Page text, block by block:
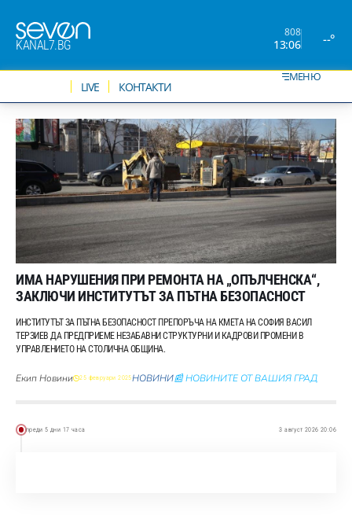
KANAL7.BG
808
13:06 --°
LIVE КОНТАКТИ
МЕНЮ
ИМА НАРУШЕНИЯ ПРИ РЕМОНТА НА „ОПЪЛЧЕНСКА“,
ЗАКЛЮЧИ ИНСТИТУТЪТ ЗА ПЪТНА БЕЗОПАСНОСТ
ИНСТИТУТЪТ ЗА ПЪТНА БЕЗОПАСНОСТ ПРЕПОРЪЧА НА КМЕТА НА СОФИЯ ВАСИЛ
ТЕРЗИЕВ ДА ПРЕДПРИЕМЕ НЕЗАБАВНИ СТРУКТУРНИ И КАДРОВИ ПРОМЕНИ В
УПРАВЛЕНИЕТО НА СТОЛИЧНА ОБЩИНА.
Екип Новини 25 февруари 2025НОВИНИ📰 НОВИНИТЕ ОТ ВАШИЯ ГРАД
преди 5 дни 17 часа 3 август 2026 20:06